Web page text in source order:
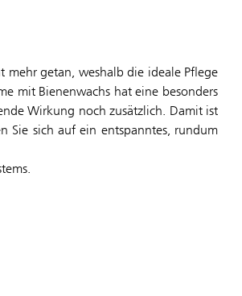
mehr getan, weshalb die ideale Pflege
mit Bienenwachs hat eine besonders
Wirkung noch zusätzlich. Damit ist
Sie sich auf ein entspanntes, rundum